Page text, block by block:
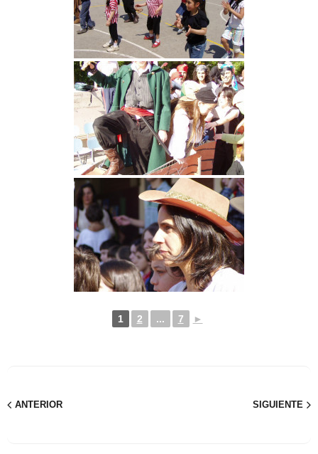
1 2 ... 7 ►
ANTERIOR SIGUIENTE